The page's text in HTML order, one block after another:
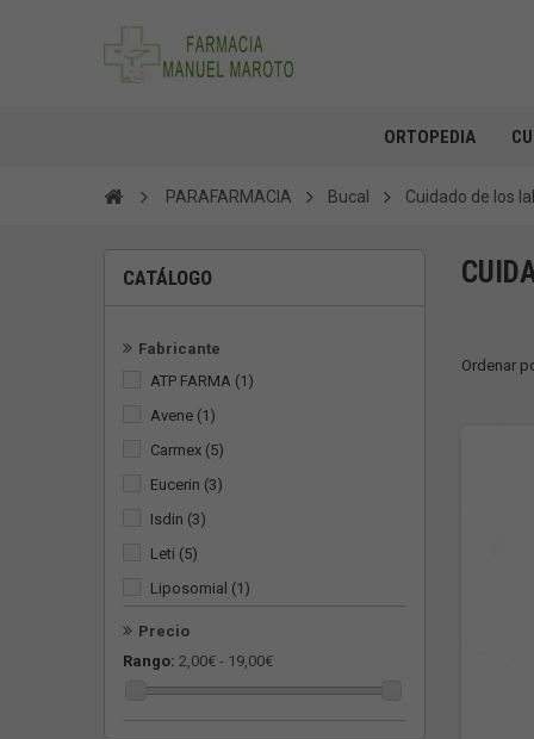
ORTOPEDIA
PARAFARMACIA Bucal Cuidado de los
CATÁLOGO
Fabricante
ATP FARMA (1)
Avene (1)
Carmex (5)
Eucerin (3)
Isdin (3)
Leti (5)
Liposomial (1)
Lutsine
Neusc(1)
Neutrogena(4)
Precio
Rango: 2,00€ - 19,00€
Ordenar